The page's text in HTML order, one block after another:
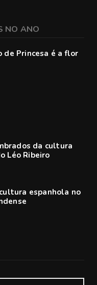
NO ANO
de Princesa é a flor
da cultura
Léo Ribeiro
espanhola no